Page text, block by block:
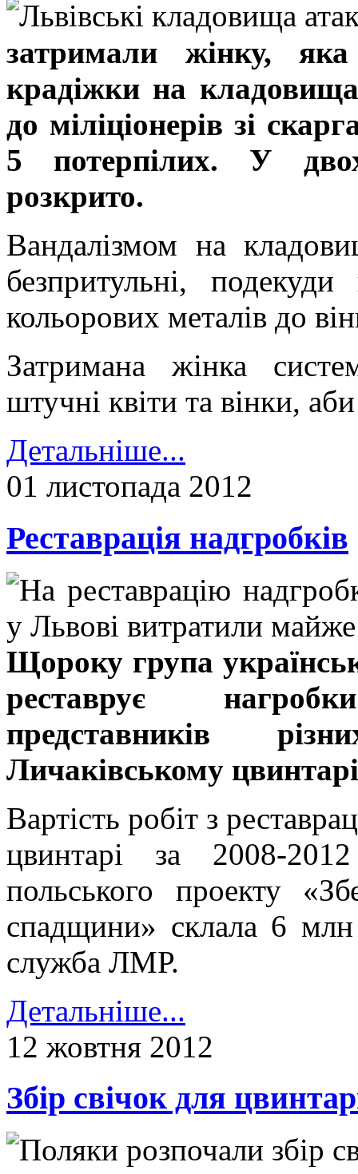
затримали жінку, яка
крадіжки на
до міліціонерів зі
5 потерпілих. У
розкрито.
Вандалізмом на
безпритульні,
кольорових металів до
Затримана жінка
штучні квіти та вінки,
Детальніше...
01 листопада 2012
Реставрація надгробків
Щороку група
реставрує
представників
Личаківському
Вартість робіт з
цвинтарі за 2008-
польського проекту
спадщини» склала 6
служба ЛМР.
Детальніше...
12 жовтня 2012
Збір свічок для